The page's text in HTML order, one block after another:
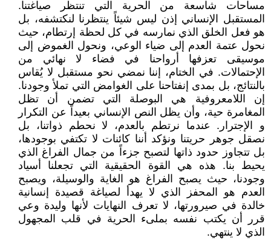
مساحات شاسعة من الحرية التي تنتظر صياغتنا.
المستقبل الإنساني إذن ليس شيئاً ينتظرنا لنكتشفه، بل
هو فعل الخلق الذي نمارسه في كل لحظة إرتطام، حيث
نحول عتمة العدم إلى ضياء الوعي، ونحول الغموض إلى
موسيقى تعزفها أرواحنا في فضاء لا نهائي من
الإحتمالات. في الختام، إننا نمضي نحو مستقبل لا يُقاس
بالنتائج، بل بمدى إنفتاحنا على الغوامض التي تملأ وجودنا.
إن اللامعروفية هي البوصلة التي تضمن أن تظل
المغامرة حية، وأن يظل النص الإنساني بعيداً عن التكرار
و الإجترار. عندما نرتطم بالعدم، لا نحطم ذواتنا، بل
نصقل جوهر حريتنا ونؤكد أننا كائنات لا تكتفي بوجودها،
بل تتجاوز حدود ذاتها لتصبح جزءاً من جمال الفراغ الذي
يحيط بنا. هذه هي القوة الحقيقية التي تجعلنا أسياد
وجودنا، حيث يصبح الفراغ هو الغاية والوسيلة، ويصبح
العدم هو المحفز الذي لا يهدأ لصياغة قصيدة إنسانية
خالدة في صيرورتها، لا تعرف النهايات لأنها وليدة وعي
قرر أن يكتب نفسه بملىء الحرية في قلب المجهول
الذي لا ينتهي.